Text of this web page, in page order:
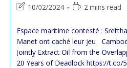
category:
Post
modified:
10/02/2024
Reading2 mins read
Espace maritime contesté :
Manet ont caché leur jeu
Jointly Extract Oil from the
20 Years of Deadlock https://t.co/